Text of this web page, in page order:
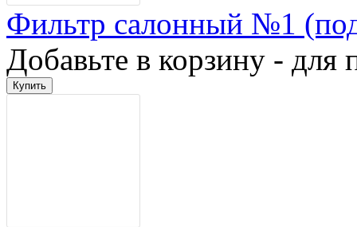
Фильтр салонный №1
Добавьте в корзину - для